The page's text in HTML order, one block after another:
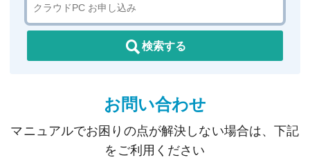
検索する
お問い合わせ
マニュアルでお困りの点が解決しない場合は、下記
をご利用ください